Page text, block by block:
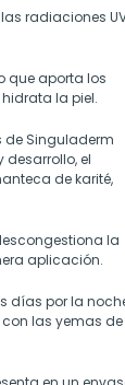
radiaciones
que aporta los
la piel.
de Singuladerm
el
de karité,
la
aplicación.
días por la
las yemas de